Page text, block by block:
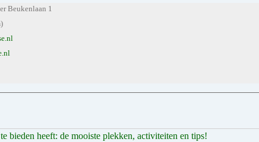
Beukenlaan 1
bieden heeft: de mooiste plekken, activiteiten en tips!